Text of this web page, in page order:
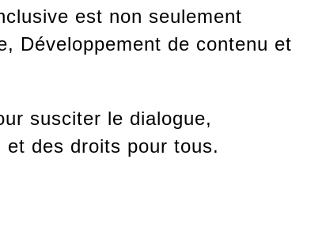
est non seulement
Développement de contenu et
susciter le dialogue,
et des droits pour tous.